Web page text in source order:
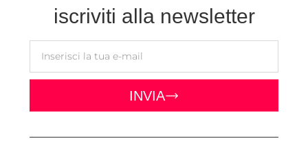
iscriviti alla newsletter
INVIA